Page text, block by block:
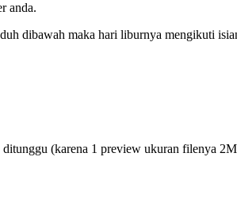
anda.
dibawah maka hari liburnya mengikuti
(karena 1 preview ukuran filenya